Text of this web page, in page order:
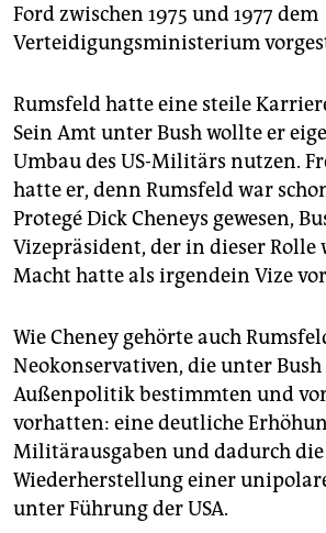
Ford zwischen 1975 und 1977 dem
Verteidigungsministerium
Rumsfeld hatte eine steile
Sein Amt unter Bush wollte er
Umbau des US-Militärs nutzen.
hatte er, denn Rumsfeld war
Protegé Dick Cheneys gewesen,
Vizepräsident, der in dieser Rolle
Macht hatte als irgendein Vize
Wie Cheney gehörte auch
Neokonservativen, die unter Bush
Außenpolitik bestimmten und
vorhatten: eine deutliche
Militärausgaben und dadurch die
Wiederherstellung einer
unter Führung der USA.